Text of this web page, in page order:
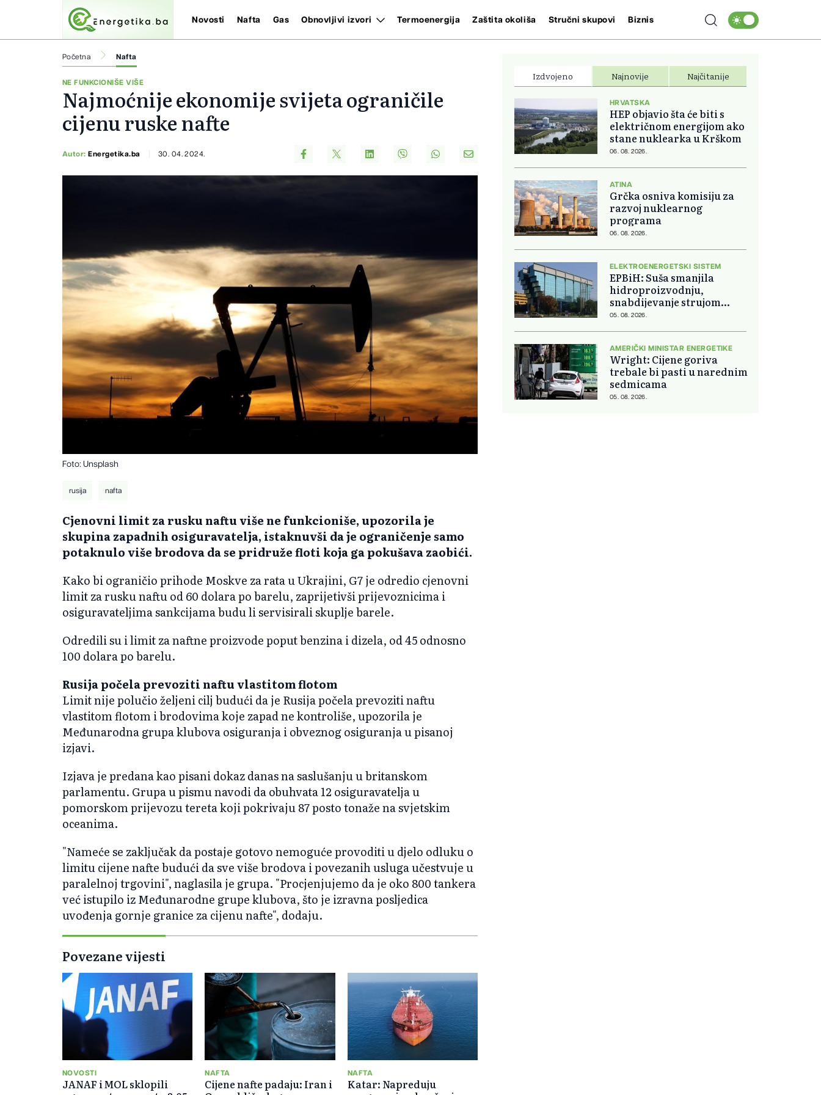
Novosti Nafta Gas Obnovljivi izvori Termoenergija Zaštita okoliša Stručni skupovi Biznis
Početna Nafta
NE FUNKCIONIŠE VIŠE
Najmoćnije ekonomije svijeta ograničile
cijenu ruske nafte
Autor:Energetika.ba 30. 04. 2024.
Foto: Unsplash
rusija nafta
Cjenovni limit za rusku naftu više ne funkcioniše, upozorila je
skupina zapadnih osiguravatelja, istaknuvši da je ograničenje samo
potaknulo više brodova da se pridruže floti koja ga pokušava zaobići.
Kako bi ograničio prihode Moskve za rata u Ukrajini, G7 je odredio cjenovni
limit za rusku naftu od 60 dolara po barelu, zaprijetivši prijevoznicima i
osiguravateljima sankcijama budu li servisirali skuplje barele.
Odredili su i limit za naftne proizvode poput benzina i dizela, od 45 odnosno
100 dolara po barelu.
Rusija počela prevoziti naftu vlastitom flotom
Limit nije polučio željeni cilj budući da je Rusija počela prevoziti naftu
vlastitom flotom i brodovima koje zapad ne kontroliše, upozorila je
Međunarodna grupa klubova osiguranja i obveznog osiguranja u pisanoj
izjavi.
Izjava je predana kao pisani dokaz danas na saslušanju u britanskom
parlamentu. Grupa u pismu navodi da obuhvata 12 osiguravatelja u
pomorskom prijevozu tereta koji pokrivaju 87 posto tonaže na svjetskim
oceanima.
"Nameće se zaključak da postaje gotovo nemoguće provoditi u djelo odluku o
limitu cijene nafte budući da sve više brodova i povezanih usluga učestvuje u
paralelnoj trgovini", naglasila je grupa. "Procjenjujemo da je oko 800 tankera
već istupilo iz Međunarodne grupe klubova, što je izravna posljedica
uvođenja gornje granice za cijenu nafte", dodaju.
Povezane vijesti
NOVOSTI
JANAF i MOL sklopili
NAFTA
Cijene nafte padaju: Iran i
NAFTA
Katar: Napreduju
Izdvojeno Najnovije Najčitanije
HRVATSKA
HEP objavio šta će biti s
električnom energijom ako
stane nuklearka u Krškom
06. 08. 2026.
ATINA
Grčka osniva komisiju za
razvoj nuklearnog
programa
06. 08. 2026.
ELEKTROENERGETSKI SISTEM
EPBiH: Suša smanjila
hidroproizvodnju,
snabdijevanje strujom
ostaje stabilno
05. 08. 2026.
AMERIČKI MINISTAR ENERGETIKE
Wright: Cijene goriva
trebale bi pasti u narednim
sedmicama
05. 08. 2026.